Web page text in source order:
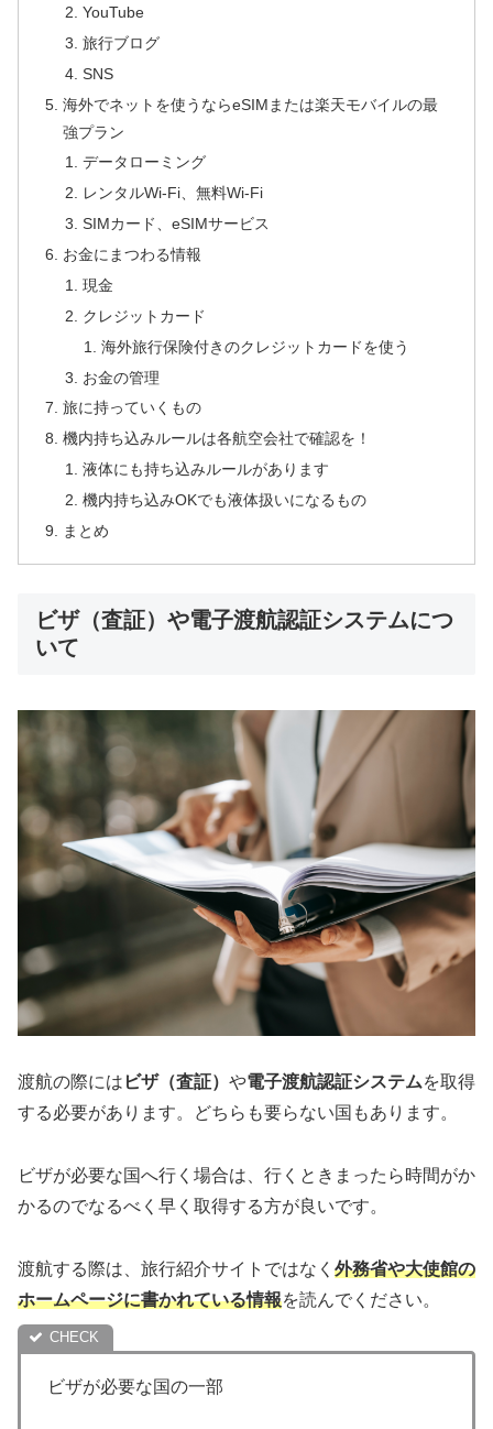
YouTube
旅行ブログ
SNS
海外でネットを使うならeSIMまたは楽天モバイルの最
強プラン
データローミング
レンタルWi-Fi、無料Wi-Fi
SIMカード、eSIMサービス
お金にまつわる情報
現金
クレジットカード
海外旅行保険付きのクレジットカードを使う
お金の管理
旅に持っていくもの
機内持ち込みルールは各航空会社で確認を！
液体にも持ち込みルールがあります
機内持ち込みOKでも液体扱いになるもの
まとめ
ビザ（査証）や電子渡航認証システムにつ
いて
渡航の際には ビザ（査証） や電子渡航認証システムを取得
する必要があります。どちらも要らない国もあります。
ビザが必要な国へ行く場合は、行くときまったら時間がか
かるのでなるべく早く取得する方が良いです。
渡航する際は、旅行紹介サイトではなく 外務省や大使館の
ホームページに書かれている情報を読んでください。
ビザが必要な国の一部